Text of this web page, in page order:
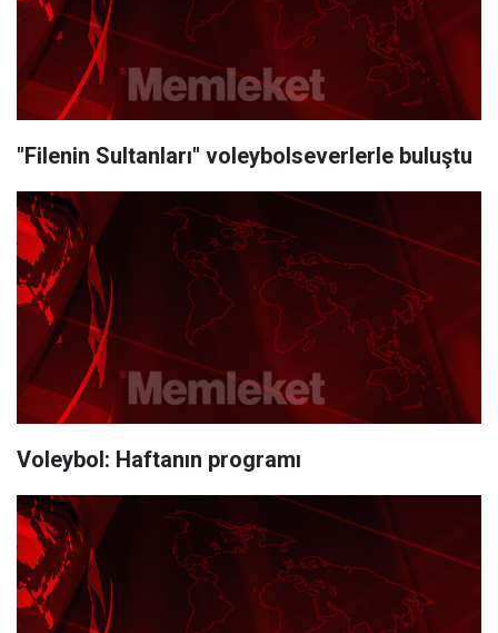
"Filenin Sultanları" voleybolseverlerle buluştu
Voleybol: Haftanın programı